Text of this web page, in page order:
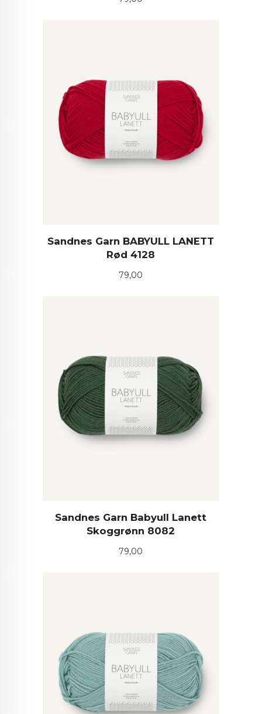
Sandnes Garn BABYULL LANETT
Rød 4128
Pris
79,00
Sandnes Garn Babyull Lanett
Skoggrønn 8082
Pris
79,00